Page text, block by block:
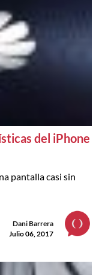
del iPhone
pantalla casi sin
Dani Barrera
Julio 06, 2017